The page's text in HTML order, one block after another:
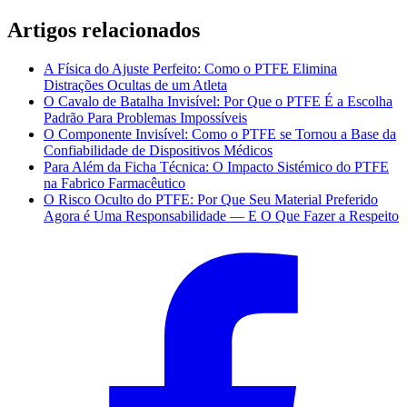
Artigos relacionados
A Física do Ajuste Perfeito: Como o PTFE Elimina
Distrações Ocultas de um Atleta
O Cavalo de Batalha Invisível: Por Que o PTFE É a Escolha
Padrão Para Problemas Impossíveis
O Componente Invisível: Como o PTFE se Tornou a Base da
Confiabilidade de Dispositivos Médicos
Para Além da Ficha Técnica: O Impacto Sistémico do PTFE
na Fabrico Farmacêutico
O Risco Oculto do PTFE: Por Que Seu Material Preferido
Agora é Uma Responsabilidade — E O Que Fazer a Respeito